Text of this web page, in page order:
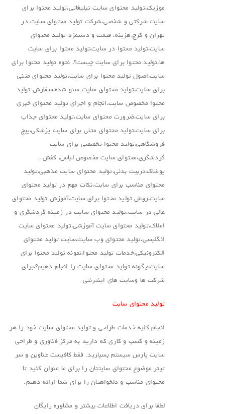
موزیک،تولید محتوای سایت تبلیغاتی،تولید محتوا برای
سایت شرکتی و شخصی،شرکت تولید محتوای سایت در
تهران و کرج،هزینه، قیمت و دستمزد تولید محتوای
سایت،تولید محتوا در سایت،تولید محتوا برای سایت
ها،تولید محتوا برای سایت چیست؟، نحوه تولید محتوا برای
سایت،اصول تولید محتوا برای سایت،تولید محتوای متنی
برای سایت،تولید محتوای سایت سئو شده،سفارش تولید
محتوا مخصوص سایت،انجام و اجرای تولید محتوای خبری
برای سایت،ضرورت محتوای سایت،تولید محتوای جذاب
برای سایت،تولید محتوای متنی برای سایت پزشکی،پیج
فروشگاهی،تولید محتوا تخصصی برای سایت
گردشگری،محتوای سایت مخصوص لباس، کفش ،
پوشاک،تربیت بدنی،تولید محتوای سایت مذهبی،تولید
محتوای مناسب برای سایت،نکات مهم در تولید محتوای
سایت،روش تولید محتوا برای سایت،آموزش تولید محتوای
عالی در سایت،تولید محتوای سایت در زمینه گردشگری و
املاک،تولید محتوای سایت آموزشی،تولید محتوای سایت
انگلیسی،تولید محتوای وب سایت،سایت تولید محتوای
الکترونیکی،خدمات تولید محتوا،نمونه تولید محتوا برای
سایت،چگونه تولید محتوای سایت را انجام دهیم؟،برای
شرکت ها وسایت های اینترنتی
تولید محتوای سایت
انجام کلیه خدمات طراحی و تولید محتوای سایت خود را هر
زمینه و کسب و کاری که دارید به مرکز فناوری و طراحی
سایت پارس سیستم بسپارید. فقط کافیست عناوین و سر
تیتر موضوع محتوای سایتتان را برای ما عنوان کنید تا
محتوای مناسب و دلخواهتان را برای شما ارائه دهیم.
لطفا برای دریافت اطلاعات بیشتر و مشاوره رایگان